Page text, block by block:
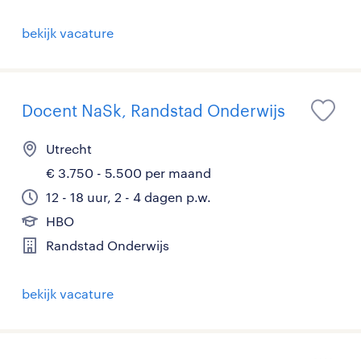
bekijk vacature
Docent NaSk, Randstad Onderwijs
Utrecht
€ 3.750 - 5.500 per maand
12 - 18 uur, 2 - 4 dagen p.w.
HBO
Randstad Onderwijs
bekijk vacature